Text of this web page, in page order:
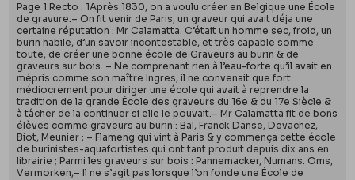
Page 1 Recto : 1Après 1830, on a voulu créer en Belgique une École
de gravure.– On fit venir de Paris, un graveur qui avait déja une
certaine réputation : Mr Calamatta. C’était un homme sec, froid, un
burin habile, d’un savoir incontestable, et très capable somme
toute, de créer une bonne école de Graveurs au burin & de
graveurs sur bois. – Ne comprenant rien à l’eau-forte qu’il avait en
mépris comme son maître Ingres, il ne convenait que fort
médiocrement pour diriger une école qui avait à reprendre la
tradition de la grande École des graveurs du 16e & du 17e Siècle &
à tâcher de la continuer si elle le pouvait.– Mr Calamatta fit de bons
élèves comme graveurs au burin : Bal, Franck Danse, Devachez,
Biot, Meunier ; – Flameng qui vint à Paris & y commença cette école
de burinistes-aquafortistes qui ont tant produit depuis dix ans en
librairie ; Parmi les graveurs sur bois : Pannemacker, Numans. Oms,
Vermorken,– Il ne s’agit pas lorsque l’on fonde une École de